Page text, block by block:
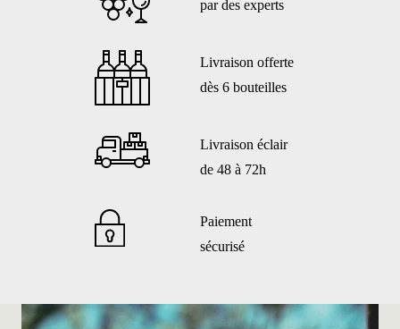
par des experts
Livraison offerte
dès 6 bouteilles
Livraison éclair
de 48 à 72h
Paiement
sécurisé